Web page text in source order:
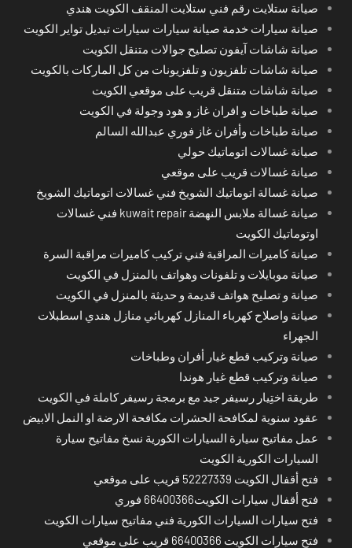
صيانة ستلايت رقم فني ستلايت المنقف الكويت هندي
صيانة سيارات خدمة صيانة سيارات سيارات تبديل تواير الكويت
صيانة شاشات آيفون تصليح جوالات متنقل الكويت
صيانة شاشات تلفزيون و تلفزيونات من كل الماركات بالكويت
صيانة شاشات متنقل قريب على موقعي الكويت
صيانة طباخات و افران غاز و هود وجولة في الكويت
صيانة طباخات وأفران غاز فوري عبدالله السالم
صيانة غسالات اتوماتيك حولي
صيانة غسالات قريب على موقعي
صيانة غسالة اتوماتيك الشويخ فني غسالات اتوماتيك الشويخ
صيانة غسالة ملابس النهضة kuwait repair فني غسالات
اوتوماتيك الكويت
صيانة كاميرات المراقبة فني تركيب كاميرات مراقبة السرة
صيانة موبايلات و تلفونات وهواتف بالمنزل في الكويت
صيانة و تصليح هواتف قديمة و حديثة بالمنزل في الكويت
صيانة واصلاح كهرباء المنازل كهربائي منازل هندي اسطبلات
الجهراء
صيانة وتركيب قطع غيار أفران وطباخات
صيانة وتركيب قطع غيار هوندا
طريقة اختِيار رسيفر جيد مع برمجة رسيفر كاملة في الكويت
عقود سنوية لمكافحة الحشرات مكافحة الارضة او النمل الابيض
عمل مفاتيح سيارة السيارات الكورية نسخ مفاتيح سيارة
السيارات الكورية الكويت
فتح أقفال الكويت 52227339 قريب على موقعي
فتح أقفال سيارات الكويت66400366 فوري
فتح سيارات السيارات الكورية فني مفاتيح سيارات الكويت
فتح سيارات الكويت 66400366 قريب على موقعي